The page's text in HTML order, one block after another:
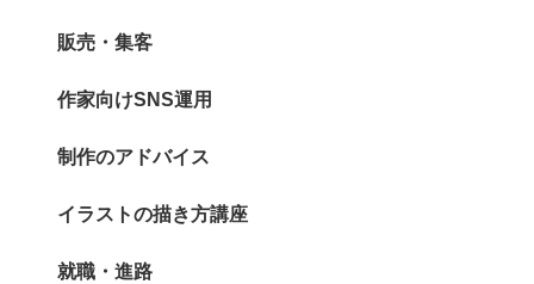
販売・集客
作家向けSNS運用
制作のアドバイス
イラストの描き方講座
就職・進路